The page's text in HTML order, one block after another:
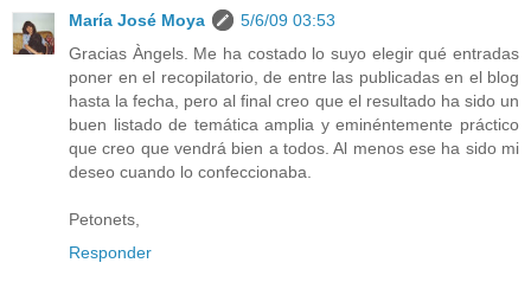
María José Moya
5/6/09 03:53
Gracias Àngels. Me ha costado lo suyo elegir qué entradas
poner en el recopilatorio, de entre las publicadas en el blog
hasta la fecha, pero al final creo que el resultado ha sido un
buen listado de temática amplia y eminéntemente práctico
que creo que vendrá bien a todos. Al menos ese ha sido mi
deseo cuando lo confeccionaba.
Petonets,
Responder